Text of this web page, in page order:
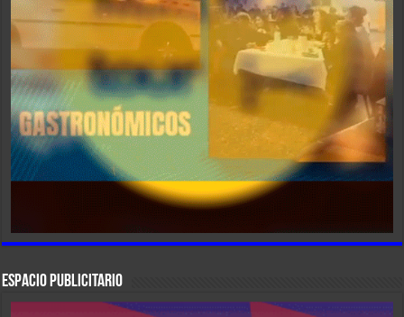
ESPACIO PUBLICITARIO